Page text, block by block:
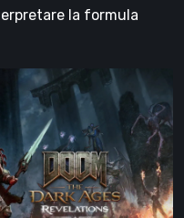
la formula